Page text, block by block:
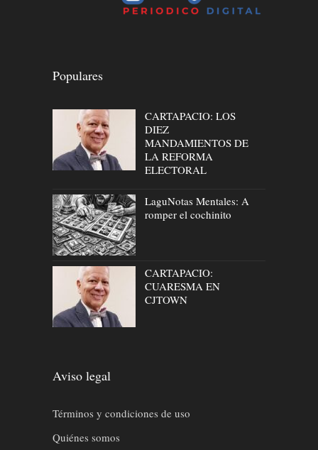
Populares
CARTAPACIO: LOS
DIEZ
MANDAMIENTOS DE
LA REFORMA
ELECTORAL
LaguNotas Mentales: A
romper el cochinito
CARTAPACIO:
CUARESMA EN
CJTOWN
Aviso legal
Términos y condiciones de uso
Quiénes somos